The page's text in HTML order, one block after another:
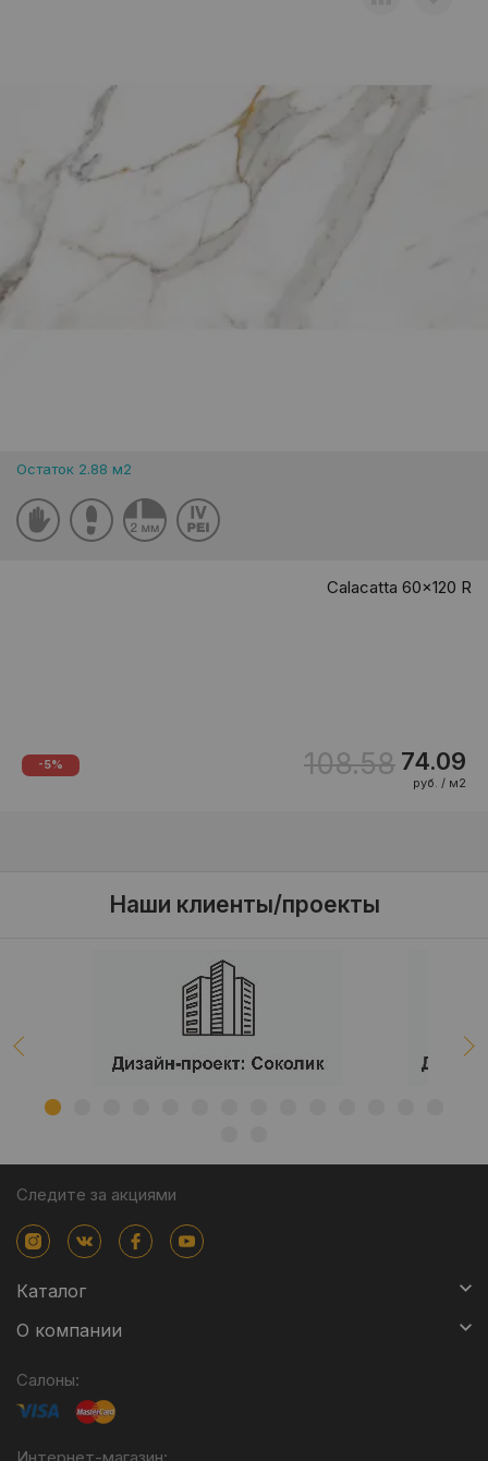
Остаток 2.88 м2
Calacatta 60x120 R
-5% 108.58 74.09
руб. / м2
Наши клиенты/проекты
Следите за акциями
Каталог
О компании
Салоны: